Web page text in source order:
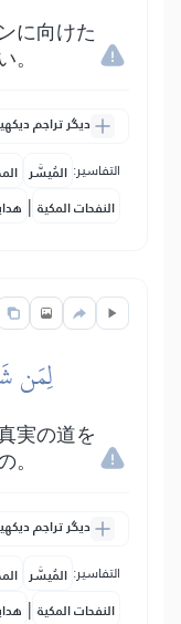
に向けた
。
دیگر تراجم
التفاسير: المُيسَّر
النفحات المكية |
لِمَن
実の道を
。
دیگر تراجم
التفاسير: المُيسَّر
النفحات المكية |